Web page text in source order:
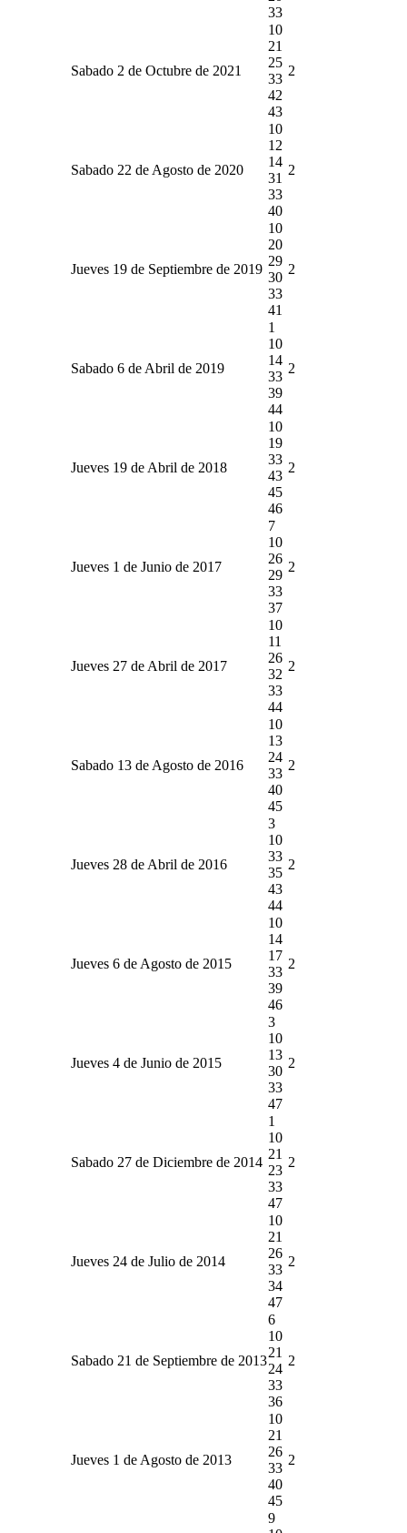
33
Sabado 2 de Octubre de 2021
10
21
25
33
42
43
2
Sabado 22 de Agosto de 2020
10
12
14
31
33
40
2
Jueves 19 de Septiembre de 2019
10
20
29
30
33
41
2
Sabado 6 de Abril de 2019
1
10
14
33
39
44
2
Jueves 19 de Abril de 2018
10
19
33
43
45
46
2
Jueves 1 de Junio de 2017
7
10
26
29
33
37
2
Jueves 27 de Abril de 2017
10
11
26
32
33
44
2
Sabado 13 de Agosto de 2016
10
13
24
33
40
45
2
Jueves 28 de Abril de 2016
3
10
33
35
43
44
2
Jueves 6 de Agosto de 2015
10
14
17
33
39
46
2
Jueves 4 de Junio de 2015
3
10
13
30
33
47
2
Sabado 27 de Diciembre de 2014
1
10
21
23
33
47
2
Jueves 24 de Julio de 2014
10
21
26
33
34
47
2
Sabado 21 de Septiembre de 2013
6
10
21
24
33
36
2
Jueves 1 de Agosto de 2013
10
21
26
33
40
45
2
9